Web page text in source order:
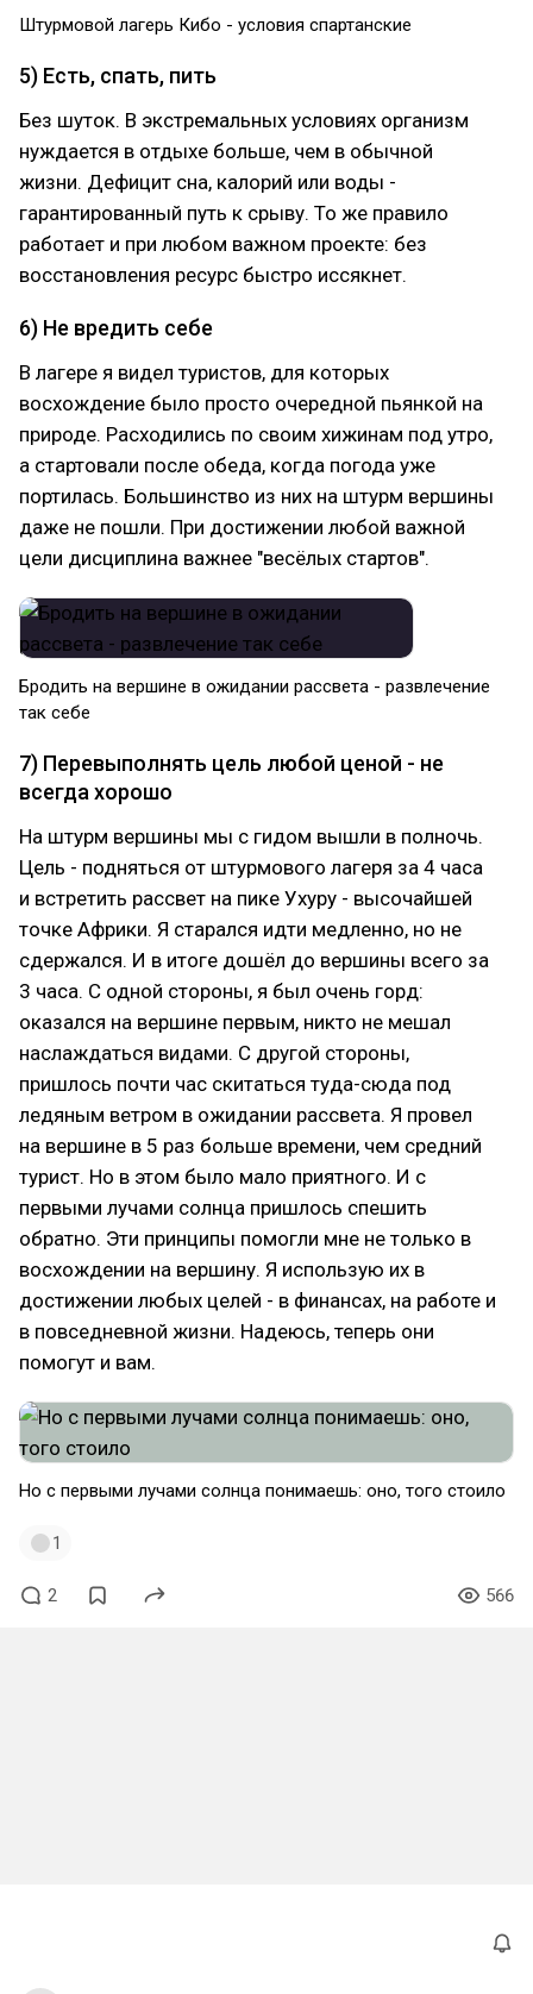
Штурмовой лагерь Кибо - условия спартанские
5) Есть, спать, пить
Без шуток. В экстремальных условиях организм
нуждается в отдыхе больше, чем в обычной
жизни. Дефицит сна, калорий или воды -
гарантированный путь к срыву. То же правило
работает и при любом важном проекте: без
восстановления ресурс быстро иссякнет.
6) Не вредить себе
В лагере я видел туристов, для которых
восхождение было просто очередной пьянкой на
природе. Расходились по своим хижинам под утро,
а стартовали после обеда, когда погода уже
портилась. Большинство из них на штурм вершины
даже не пошли. При достижении любой важной
цели дисциплина важнее "весёлых стартов".
Бродить на вершине в ожидании рассвета - развлечение
так себе
7) Перевыполнять цель любой ценой - не
всегда хорошо
На штурм вершины мы с гидом вышли в полночь.
Цель - подняться от штурмового лагеря за 4 часа
и встретить рассвет на пике Ухуру - высочайшей
точке Африки. Я старался идти медленно, но не
сдержался. И в итоге дошёл до вершины всего за
3 часа. С одной стороны, я был очень горд:
оказался на вершине первым, никто не мешал
наслаждаться видами. С другой стороны,
пришлось почти час скитаться туда-сюда под
ледяным ветром в ожидании рассвета. Я провел
на вершине в 5 раз больше времени, чем средний
турист. Но в этом было мало приятного. И с
первыми лучами солнца пришлось спешить
обратно. Эти принципы помогли мне не только в
восхождении на вершину. Я использую их в
достижении любых целей - в финансах, на работе и
в повседневной жизни. Надеюсь, теперь они
помогут и вам.
Но с первыми лучами солнца понимаешь: оно, того стоило
1
2 566